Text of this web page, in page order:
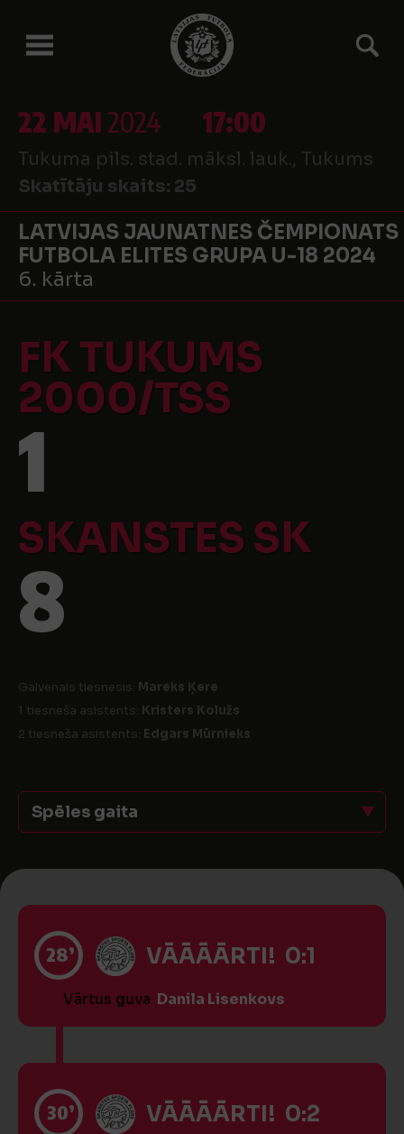
22 MAI2024 17:00
Tukuma pils. stad. māksl. lauk., Tukums
Skatītāju skaits: 25
LATVIJAS JAUNATNES ČEMPIONATS
FUTBOLA ELITES GRUPA U-18 2024
6. kārta
FK TUKUMS
2000/TSS
1
SKANSTES SK
8
Galvenais tiesnesis: Mareks Ķere
1 tiesneša asistents: Kristers Kolužs
2 tiesneša asistents: Edgars Mūrnieks
Spēles gaita
28’ VĀĀĀĀRTI! 0:1
Vārtus guva Danila Lisenkovs
30’ VĀĀĀĀRTI! 0:2